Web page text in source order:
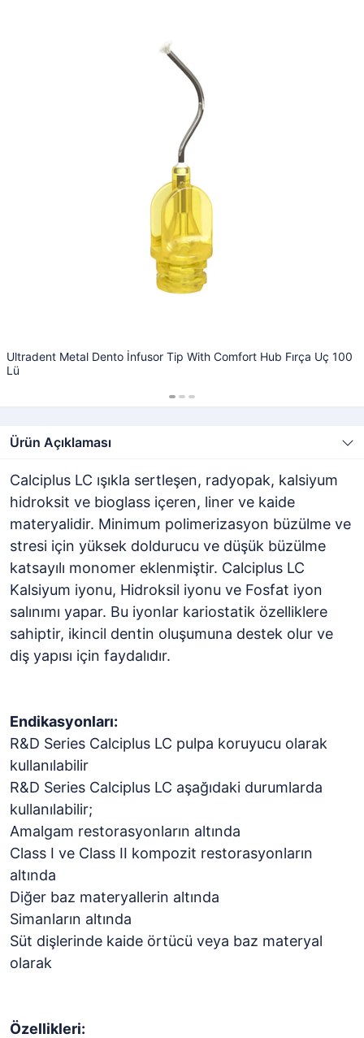
Ultradent Metal Dento İnfusor Tip With Comfort Hub Fırça Uç 100
Lü
Ürün Açıklaması
Calciplus LC ışıkla sertleşen, radyopak, kalsiyum
hidroksit ve bioglass içeren, liner ve kaide
materyalidir. Minimum polimerizasyon büzülme ve
stresi için yüksek doldurucu ve düşük büzülme
katsayılı monomer eklenmiştir. Calciplus LC
Kalsiyum iyonu, Hidroksil iyonu ve Fosfat iyon
salınımı yapar. Bu iyonlar kariostatik özelliklere
sahiptir, ikincil dentin oluşumuna destek olur ve
diş yapısı için faydalıdır.
Endikasyonları:
R&D Series Calciplus LC pulpa koruyucu olarak
kullanılabilir
R&D Series Calciplus LC aşağıdaki durumlarda
kullanılabilir;
Amalgam restorasyonların altında
Class I ve Class II kompozit restorasyonların
altında
Diğer baz materyallerin altında
Simanların altında
Süt dişlerinde kaide örtücü veya baz materyal
olarak
Özellikleri: